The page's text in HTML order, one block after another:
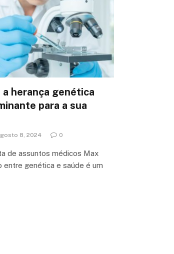
a herança genética
para a sua
8, 2024 0
de assuntos médicos Max
entre genética e saúde é um